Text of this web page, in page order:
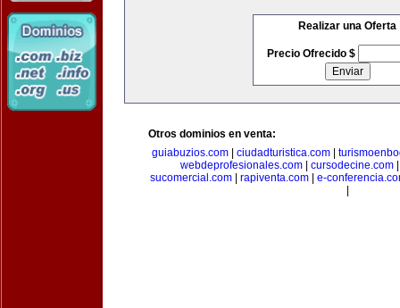
Realizar una Oferta
Precio Ofrecido $
Otros dominios en venta:
guiabuzios.com| ciudadturistica.com|
webdeprofesionales.com| cursodecine.com
sucomercial.com
rapiventa.com
e-